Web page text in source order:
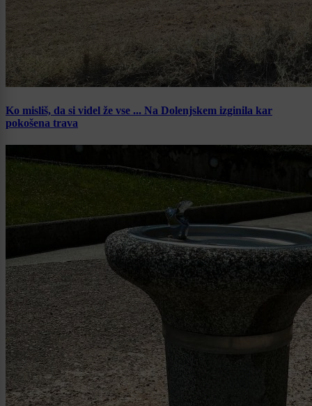
Ko misliš, da si videl že vse ... Na Dolenjskem izginila kar
pokošena trava